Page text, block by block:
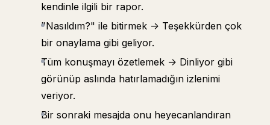
kendinle ilgili bir rapor.
"Nasıldım?" ile bitirmek -> Teşekkürden çok
bir onaylama gibi geliyor.
Tüm konuşmayı özetlemek -> Dinliyor gibi
görünüp aslında hatırlamadığın izlenimi
veriyor.
Bir sonraki mesajda onu heyecanlandıran